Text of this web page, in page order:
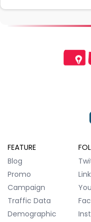
FEATURE
Blog
Promo
Campaign
Traffic Data
Demographic